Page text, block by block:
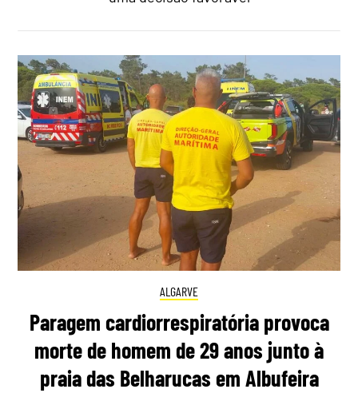
ALGARVE
Paragem cardiorrespiratória provoca
morte de homem de 29 anos junto à
praia das Belharucas em Albufeira